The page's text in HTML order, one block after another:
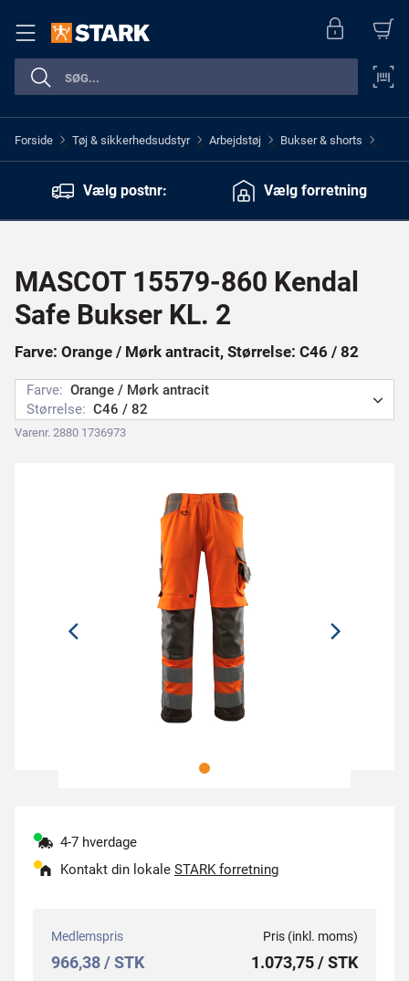
Forside > Tøj & sikkerhedsudstyr > Arbejdstøj > Bukser & shorts >
Vælg postnr: Vælg forretning
MASCOT 15579-860 Kendal
Safe Bukser KL. 2
Farve: Orange / Mørk antracit, Størrelse: C46 / 82
Farve: Orange / Mørk antracit
Størrelse: C46 / 82
Varenr. 2880 1736973
4-7 hverdage
Kontakt din lokale STARK forretning
Medlemspris
966,38 / STK
Pris (inkl. moms)
1.073,75 / STK